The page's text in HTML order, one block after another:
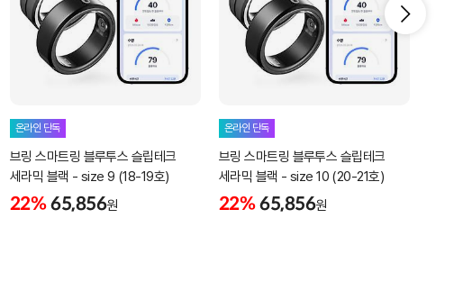
온라인 단독
브링 스마트링 블루투스 슬립테크
세라믹 블랙 - size 9 (18-19호)
22% 65,856원
온라인 단독
브링 스마트링 블루투스 슬립테크
세라믹 블랙 - size 10 (20-21호)
22% 65,856원